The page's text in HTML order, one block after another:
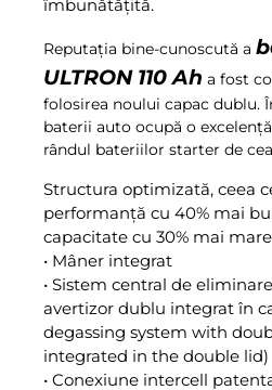
îmbunătățită.
Reputația bine-cunoscută a
ULTRON 110 Ah a fost
folosirea noului capac dublu.
baterii auto ocupă o
rândul bateriilor starter de
Structura optimizată, ceea
performanță cu 40% mai
capacitate cu 30% mai mare
• Mâner integrat
• Sistem central de
avertizor dublu integrat în
degassing system with
integrated in the double lid)
• Conexiune intercell